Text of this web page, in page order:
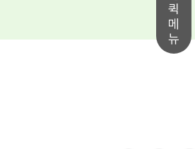
퀵
메
뉴